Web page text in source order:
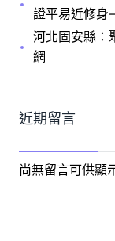
證平易近修
河北固安縣：
網
近期留言
尚無留言可供顯